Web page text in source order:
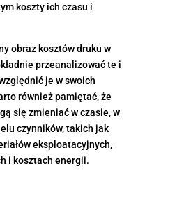
koszty ich czasu i
obraz kosztów druku w
przeanalizować te i
je w swoich
również pamiętać, że
się zmieniać w czasie, w
czynników, takich jak
eksploatacyjnych,
i kosztach energii.